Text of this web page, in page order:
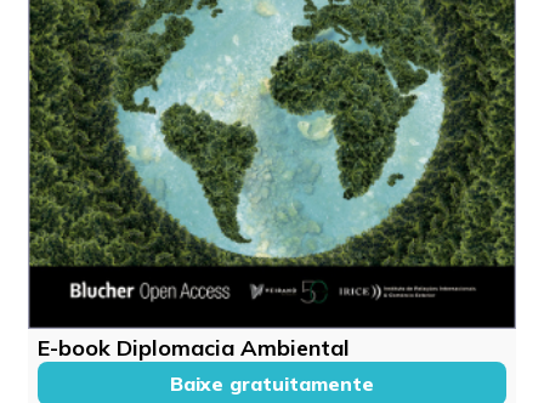
E-book Diplomacia Ambiental
Baixe gratuitamente